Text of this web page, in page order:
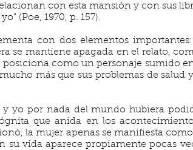
con esta mansión y con sus
(Poe, 1970, p. 157).
con dos elementos
se mantiene apagada en el relato,
posiciona como un personaje sumido
más que sus problemas de salud
y yo por nada del mundo hubiera
que anida en los
la mujer apenas se manifiesta
su vida aparece propiamente pocas